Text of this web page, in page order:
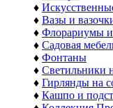
♦
♦ Вазы и
♦ Флорариумы
♦ Садовая
♦ Фонтаны
♦ Светильники
♦ Гирлянды на
♦ Кашпо и